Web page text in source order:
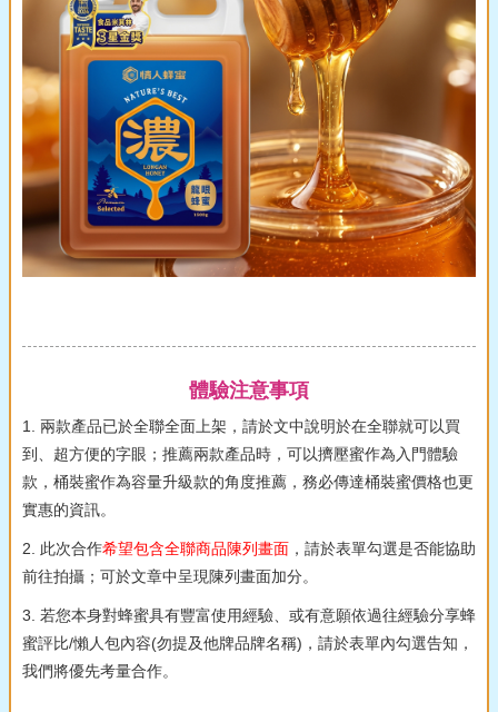
體驗注意事項
1. 兩款產品已於全聯全面上架，請於文中說明於在全聯就可以買
到、超方便的字眼；推薦兩款產品時，可以擠壓蜜作為⼊⾨體驗
款，桶裝蜜作為容量升級款的角度推薦，務必傳達桶裝蜜價格也更
實惠的資訊。
2. 此次合作希望包含全聯商品陳列畫面 ，請於表單勾選是否能協助
前往拍攝；可於文章中呈現陳列畫面加分。
3. 若您本身對蜂蜜具有豐富使用經驗、或有意願依過往經驗分享蜂
蜜評比/懶人包內容(勿提及他牌品牌名稱)，請於表單內勾選告知，
我們將優先考量合作。